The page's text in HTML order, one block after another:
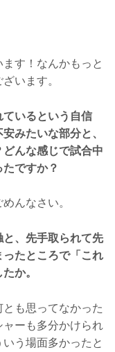
す！なんかもっと
います。
いるという自信
みたいな部分と、
んな感じで試合中
ですか？
んなさい。
、先手取られて先
たところで「これ
か。
も思ってなかった
ーも多分かけられ
う場面多かったと